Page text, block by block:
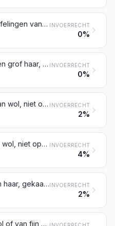
Rafelwol en rafelingen van fijn haar of van grof haar INVOERRECHT
0%
Wol, fijn haar en grof haar, gekaard of gekamd (gekamd vlies daaronder begrepen) INVOERRECHT
0%
Kaardgaren van wol, niet opgemaakt voor de verkoop in het klein INVOERRECHT
2%
Kamgaren van wol, niet opgemaakt voor de verkoop in het klein INVOERRECHT
4%
Garens van fijn haar, gekaard of gekamd, niet opgemaakt voor de verkoop in het kleinINVOERRECHT
2%
Garens van wol of van fijn haar, opgemaakt voor de verkoop in het klein INVOERRECHT